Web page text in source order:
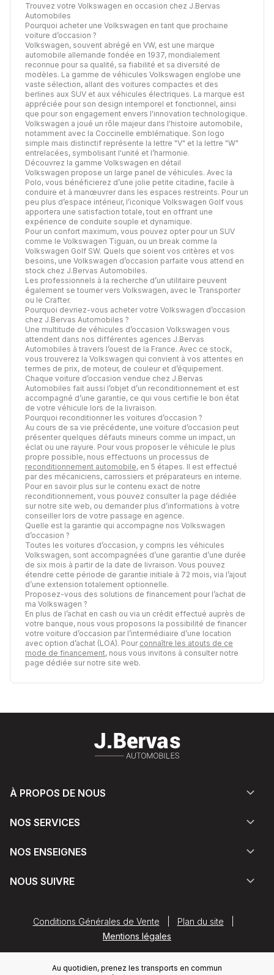
Trouvez votre Volkswagen en occasion chez J.Bervas
Automobiles
Pourquoi acheter une Volkswagen en tant que prochaine
voiture d’occasion ?
Volkswagen, souvent abrégé en VW, est une marque
automobile allemande fondée en 1937, mondialement
reconnue pour sa qualité, sa fiabilité et sa diversité de
modèles. La gamme de véhicules Volkswagen englobe une
vaste sélection, allant des voitures compactes et des
berlines aux SUV et aux véhicules électriques. La marque est
appréciée pour son design intemporel et fonctionnel, ainsi
que pour son engagement envers l'innovation technologique.
Volkswagen a joué un rôle majeur dans l'histoire automobile,
notamment avec la Coccinelle emblématique. Son logo
simple mais distinctif représente la lettre "V" et la lettre "W"
entrelacées, symbolisant l'unité et l’harmonie.
Découvrez la gamme Volkswagen en détail
Volkswagen propose un large panel de véhicules. Avec la
Polo, vous bénéficierez d’une jolie petite citadine, facile à
conduire et à manœuvrer dans les espaces restreints. Pour un
peu plus d’espace intérieur, l’iconique Volkswagen Golf vous
apportera une satisfaction totale, tout en offrant une
expérience de conduite souple et dynamique.
Pour un confort maximum, vous pouvez opter pour un SUV
comme le Volkswagen Tiguan, ou un break comme la
Volkswagen Golf SW. Quels que soient vos critères et vos
besoins, une Volkswagen d’occasion parfaite vous attend en
stock chez J.Bervas Automobiles.
Les professionnels à la recherche d’un utilitaire peuvent
également se tourner vers Volkswagen, avec le Transporter
ou le Crafter.
Pourquoi devriez-vous acheter votre Volkswagen d’occasion
chez J.Bervas Automobiles ?
Une multitude de véhicules d’occasion Volkswagen vous
attendent dans nos différentes agences J.Bervas
Automobiles à travers l’ouest de la France. Avec ce stock,
vous trouverez la Volkswagen qui convient à vos attentes en
termes de prix, de moteur, de couleur et d’équipement.
Chaque voiture d’occasion vendue chez J.Bervas
Automobiles fait aussi l’objet d’un reconditionnement et est
accompagné d’une garantie, ce qui vous certifie le bon état
de votre véhicule lors de la livraison.
Pourquoi reconditionner les voitures d’occasion ?
Au cours de sa vie précédente, une voiture d’occasion peut
présenter quelques défauts mineurs comme un impact, un
éclat ou une rayure. Pour vous proposer le véhicule le plus
propre possible, nous effectuons un processus de
reconditionnement automobile, en 5 étapes. Il est effectué
par des mécaniciens, carrossiers et préparateurs en interne.
Pour en savoir plus sur le contenu exact de notre
reconditionnement, vous pouvez consulter la page dédiée
sur notre site web, ou demander plus d’informations à votre
conseiller lors de votre passage en agence.
Quelle est la garantie qui accompagne nos Volkswagen
d’occasion ?
Toutes les voitures d’occasion, y compris les véhicules
Volkswagen, sont accompagnées d’une garantie d’une durée
de six mois à partir de la date de livraison. Vous pouvez
étendre cette période de garantie initiale à 72 mois, via l’ajout
d’une extension totalement optionnelle.
Proposez-vous des solutions de financement pour l’achat de
ma Volkswagen ?
En plus de l’achat en cash ou via un crédit effectué auprès de
votre banque, nous vous proposons la possibilité de financer
votre voiture d’occasion par l’intermédiaire d’une location
avec option d’achat (LOA). Pour connaître les atouts de ce
mode de financement, nous vous invitons à consulter notre
page dédiée sur notre site web.
À PROPOS DE NOUS
NOS SERVICES
NOS ENSEIGNES
NOUS SUIVRE
Conditions Générales de Vente Plan du site
Mentions légales
Au quotidien, prenez les transports en commun